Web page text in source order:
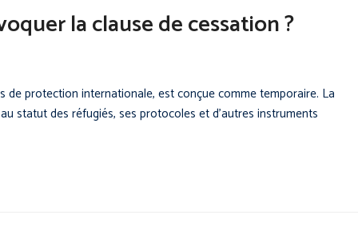
la clause de cessation ?
protection internationale, est conçue comme temporaire. La
statut des réfugiés, ses protocoles et d’autres instruments